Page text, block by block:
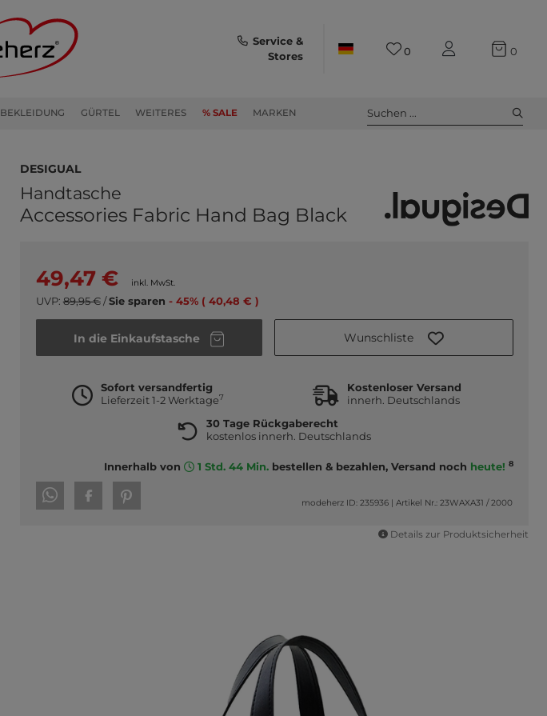
BEKLEIDUNG GÜRTEL WEITERES % SALE MARKEN
Service &
Stores
0 0
Suchen ...
Desigual
Handtasche
Accessories Fabric Hand Bag Black
49,47 € inkl. MwSt.
UVP: 89,95 €/Sie sparen - 45% ( 40,48 € )
In die Einkaufstasche Wunschliste
Sofort versandfertig
Lieferzeit 1-2 Werktage7
Kostenloser Versand
innerh. Deutschlands
30 Tage Rückgaberecht
kostenlos innerh. Deutschlands
Innerhalb von 1 Std. 44 Min.bestellen & bezahlen, Versand noch heute! 8
modeherz ID: 235936 |Artikel Nr.: 23WAXA31 / 2000
Details zur Produktsicherheit